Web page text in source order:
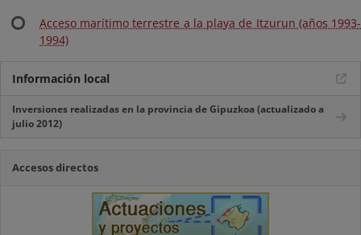
Acceso marítimo terrestre a la playa de Itzurun (años 1993-
1994)
Información local
Inversiones realizadas en la provincia de Gipuzkoa (actualizado a
julio 2012)
Accesos directos